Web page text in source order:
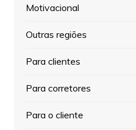
Motivacional
Outras regiões
Para clientes
Para corretores
Para o cliente